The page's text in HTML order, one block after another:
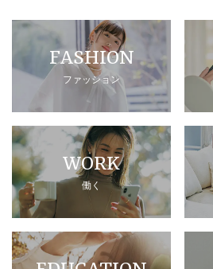
FASHION
ファッション
WORK
働く